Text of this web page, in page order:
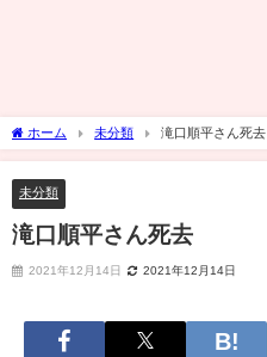
ホーム 未分類 滝口順平さん死去
未分類
滝口順平さん死去
2021年12月14日 2021年12月14日